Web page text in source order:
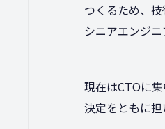
つくるため、
シニアエンジニ
現在はCTOに
決定をともに担